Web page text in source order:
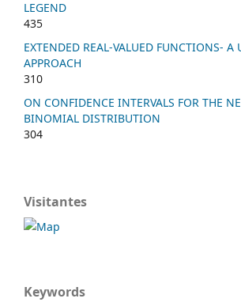
LEGEND
435
EXTENDED REAL-VALUED FUNCTIONS- A
APPROACH
310
ON CONFIDENCE INTERVALS FOR THE
BINOMIAL DISTRIBUTION
304
Visitantes
Keywords